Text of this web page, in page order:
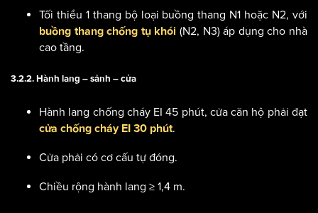
Tối thiểu 1 thang bộ loại buồng thang N1 hoặc N2, với
buồng thang chống tụ khói (N2, N3) áp dụng cho nhà
cao tầng.
3.2.2. Hành lang – sảnh – cửa
Hành lang chống cháy EI 45 phút, cửa căn hộ phải đạt
cửa chống cháy EI 30 phút.
Cửa phải có cơ cấu tự đóng.
Chiều rộng hành lang ≥ 1,4 m.